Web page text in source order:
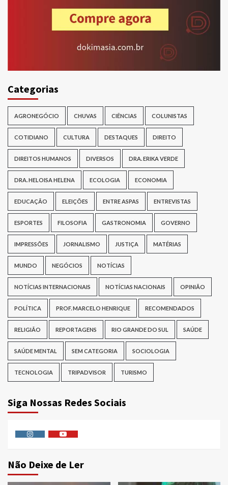
Categorias
AGRONEGÓCIO CHUVAS CIÊNCIAS COLUNISTAS
COTIDIANO CULTURA DESTAQUES DIREITO
DIREITOS HUMANOS DIVERSOS DRA. ERIKA VERDE
DRA. HELOISA HELENA ECOLOGIA ECONOMIA
EDUCAÇÃO ELEIÇÕES ENTRE ASPAS ENTREVISTAS
ESPORTES FILOSOFIA GASTRONOMIA GOVERNO
IMPRESSÕES JORNALISMO JUSTIÇA MATÉRIAS
MUNDO NEGÓCIOS NOTÍCIAS
NOTÍCIAS INTERNACIONAIS NOTÍCIAS NACIONAIS OPINIÃO
POLÍTICA PROF. MARCELO HENRIQUE RECOMENDADOS
RELIGIÃO REPORTAGENS RIO GRANDE DO SUL SAÚDE
SAÚDE MENTAL SEM CATEGORIA SOCIOLOGIA
TECNOLOGIA TRIPADVISOR TURISMO
Siga Nossas Redes Sociais
Não Deixe de Ler